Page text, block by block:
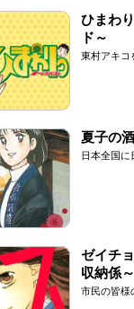
ひまわ
ド～
東村アキ
夏子の酒
日本全国に
ゼイチ
収納係～
市民の皆様